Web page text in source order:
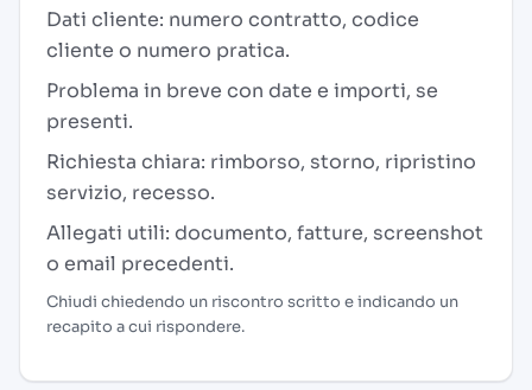
Dati cliente: numero contratto, codice
cliente o numero pratica.
Problema in breve con date e importi, se
presenti.
Richiesta chiara: rimborso, storno, ripristino
servizio, recesso.
Allegati utili: documento, fatture, screenshot
o email precedenti.
Chiudi chiedendo un riscontro scritto e indicando un
recapito a cui rispondere.